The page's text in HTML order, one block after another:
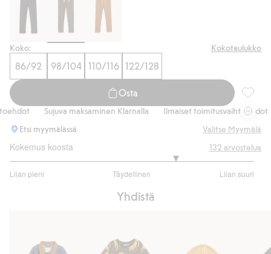
Koko: Kokotaulukko
86/92 98/104 110/116 122/128
Osta
Sujuva maksaminen Klarnalla Ilmaiset toimitusvaihtoehdot
Etsi myymälässä
Valitse Myymälä
Kokemus koosta
Liian pieni Täydellinen Liian suuri
/
132 arvostelua
Yhdistä